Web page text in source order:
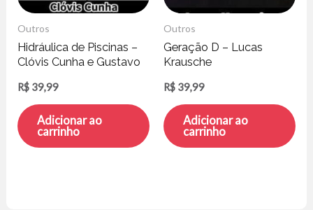
Outros
Hidráulica de Piscinas –
Clóvis Cunha e Gustavo
R$ 39,99
Adicionar ao
carrinho
Outros
Geração D – Lucas
Krausche
R$ 39,99
Adicionar ao
carrinho